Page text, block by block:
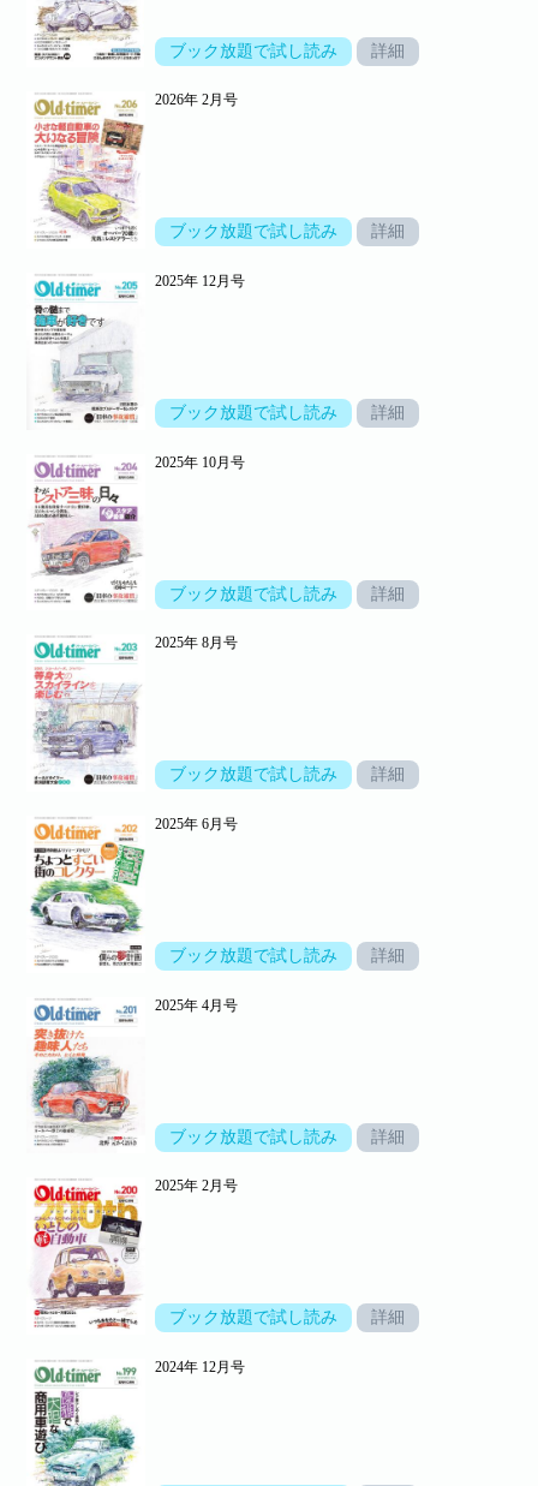
ブック放題で試し読み 詳細
2026年 2月号
ブック放題で試し読み 詳細
2025年 12月号
ブック放題で試し読み 詳細
2025年 10月号
ブック放題で試し読み 詳細
2025年 8月号
ブック放題で試し読み 詳細
2025年 6月号
ブック放題で試し読み 詳細
2025年 4月号
ブック放題で試し読み 詳細
2025年 2月号
ブック放題で試し読み 詳細
2024年 12月号